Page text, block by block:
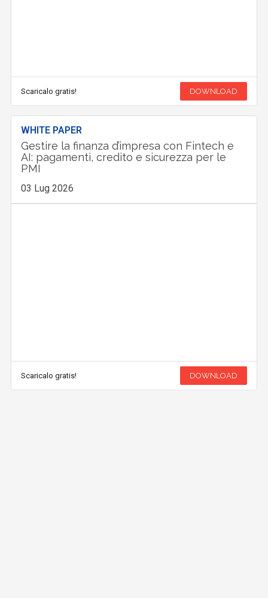
Scaricalo gratis! DOWNLOAD
WHITE PAPER
Gestire la finanza d’impresa con Fintech e
AI: pagamenti, credito e sicurezza per le
PMI
03 Lug 2026
Scaricalo gratis! DOWNLOAD